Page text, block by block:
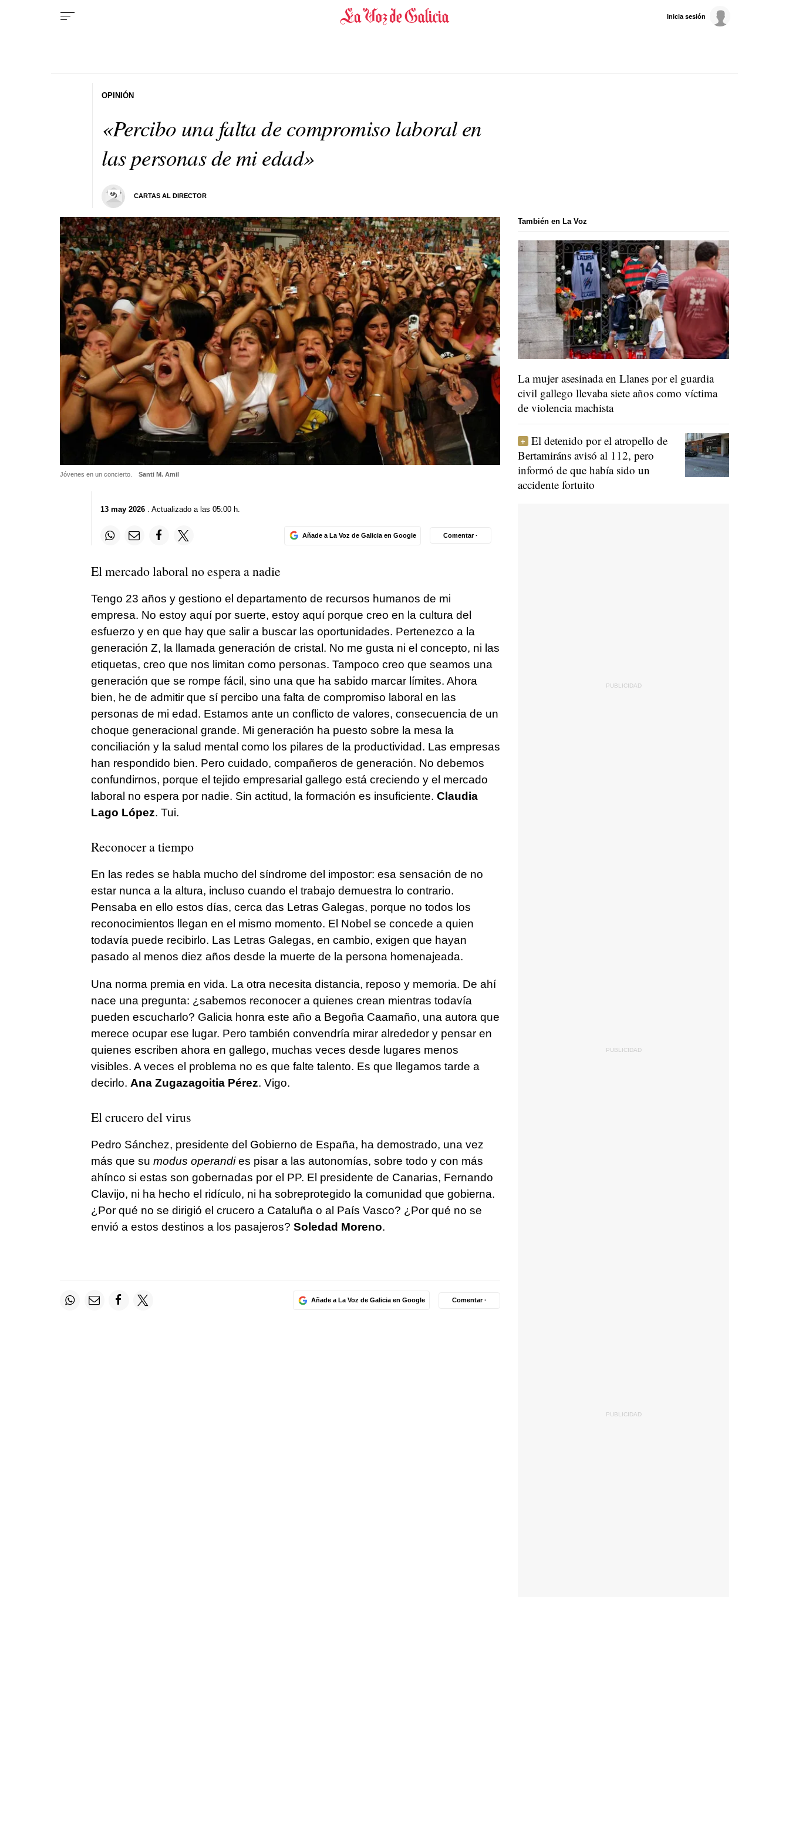
Inicia sesión
«Percibo una falta de compromiso laboral en
las personas de mi edad»
CARTAS AL DIRECTOR
OPINIÓN
Jóvenes en un concierto. Santi M. Amil
13 may 2026. Actualizado a las 05:00 h.
Añade a La Voz de Galicia en Google Comentar ·
El mercado laboral no espera a nadie
Tengo 23 años y gestiono el departamento de recursos humanos de mi
empresa. No estoy aquí por suerte, estoy aquí porque creo en la cultura del
esfuerzo y en que hay que salir a buscar las oportunidades. Pertenezco a la
generación Z, la llamada generación de cristal. No me gusta ni el concepto, ni las
etiquetas, creo que nos limitan como personas. Tampoco creo que seamos una
generación que se rompe fácil, sino una que ha sabido marcar límites. Ahora
bien, he de admitir que sí percibo una falta de compromiso laboral en las
personas de mi edad. Estamos ante un conflicto de valores, consecuencia de un
choque generacional grande. Mi generación ha puesto sobre la mesa la
conciliación y la salud mental como los pilares de la productividad. Las empresas
han respondido bien. Pero cuidado, compañeros de generación. No debemos
confundirnos, porque el tejido empresarial gallego está creciendo y el mercado
laboral no espera por nadie. Sin actitud, la formación es insuficiente. Claudia
Lago López. Tui.
Reconocer a tiempo
En las redes se habla mucho del síndrome del impostor: esa sensación de no
estar nunca a la altura, incluso cuando el trabajo demuestra lo contrario.
Pensaba en ello estos días, cerca das Letras Galegas, porque no todos los
reconocimientos llegan en el mismo momento. El Nobel se concede a quien
todavía puede recibirlo. Las Letras Galegas, en cambio, exigen que hayan
pasado al menos diez años desde la muerte de la persona homenajeada.
Una norma premia en vida. La otra necesita distancia, reposo y memoria. De ahí
nace una pregunta: ¿sabemos reconocer a quienes crean mientras todavía
pueden escucharlo? Galicia honra este año a Begoña Caamaño, una autora que
merece ocupar ese lugar. Pero también convendría mirar alrededor y pensar en
quienes escriben ahora en gallego, muchas veces desde lugares menos
visibles. A veces el problema no es que falte talento. Es que llegamos tarde a
decirlo. Ana Zugazagoitia Pérez. Vigo.
El crucero del virus
Pedro Sánchez, presidente del Gobierno de España, ha demostrado, una vez
más que su modus operandies pisar a las autonomías, sobre todo y con más
ahínco si estas son gobernadas por el PP. El presidente de Canarias, Fernando
Clavijo, ni ha hecho el ridículo, ni ha sobreprotegido la comunidad que gobierna.
¿Por qué no se dirigió el crucero a Cataluña o al País Vasco? ¿Por qué no se
envió a estos destinos a los pasajeros? Soledad Moreno.
Añade a La Voz de Galicia en Google Comentar ·
También en La Voz
La mujer asesinada en Llanes por el guardia
civil gallego llevaba siete años como víctima
de violencia machista
El detenido por el atropello de
Bertamiráns avisó al 112, pero
informó de que había sido un
accidente fortuito